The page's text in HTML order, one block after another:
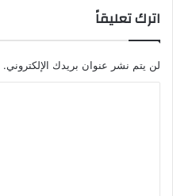
اترك تعليقاً
لن يتم نشر عنوان بريدك الإلكتروني.